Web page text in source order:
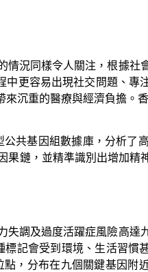
況同樣令人關注，根據社
中更容易出現社交問題、專
沉重的醫療與經濟負擔。
共基因組數據庫，分析了
果鏈，並精準識別出增加精
失調及過度活躍症風險高達
記會受到環境、生活習慣
，分布在九個關鍵基因附